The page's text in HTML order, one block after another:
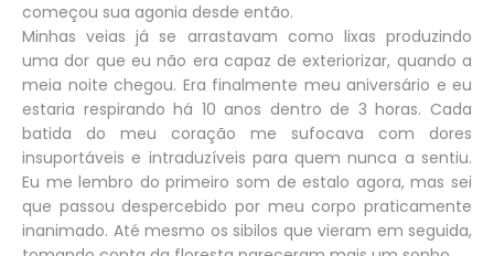
começou sua agonia desde então.
Minhas veias já se arrastavam como lixas produzindo
uma dor que eu não era capaz de exteriorizar, quando a
meia noite chegou. Era finalmente meu aniversário e eu
estaria respirando há 10 anos dentro de 3 horas. Cada
batida do meu coração me sufocava com dores
insuportáveis e intraduzíveis para quem nunca a sentiu.
Eu me lembro do primeiro som de estalo agora, mas sei
que passou despercebido por meu corpo praticamente
inanimado. Até mesmo os sibilos que vieram em seguida,